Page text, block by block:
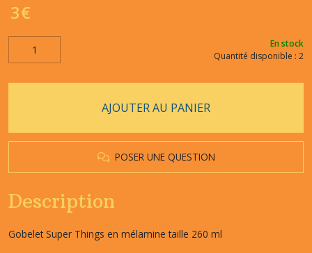
3€
En stock
Quantité disponible : 2
AJOUTER AU PANIER
POSER UNE QUESTION
Description
Gobelet Super Things en mélamine taille 260 ml